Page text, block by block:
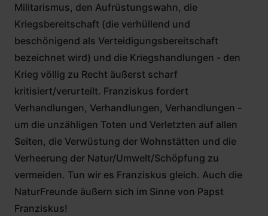
Militarismus, den Aufrüstungswahn, die
Kriegsbereitschaft (die verhüllend und
beschönigend als Verteidigungsbereitschaft
bezeichnet wird) und die Kriegshandlungen - den
Krieg völlig zu Recht äußerst scharf
kritisiert/verurteilt. Franziskus fordert
Verhandlungen, Verhandlungen, Verhandlungen -
um die unzähligen Toten und Verletzten auf allen
Seiten, die Verwüstung der Wohnstätten und die
Verheerung der Natur/Umwelt/Schöpfung zu
vermeiden. Tun wir es Franziskus gleich. Auch die
NaturFreunde äußern sich im Sinne von Papst
Franziskus!